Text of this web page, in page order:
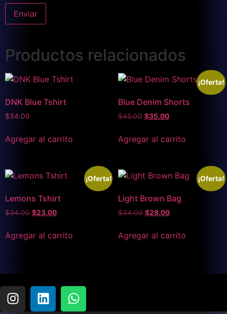
Productos relacionados
DNK Blue Tshirt
$34.00
Agregar al carrito
¡Oferta!
Blue Denim Shorts
$45.00 $35.00
Agregar al carrito
¡Oferta!
Lemons Tshirt
$34.00 $23.00
Agregar al carrito
¡Oferta!
Light Brown Bag
$34.00 $28.00
Agregar al carrito